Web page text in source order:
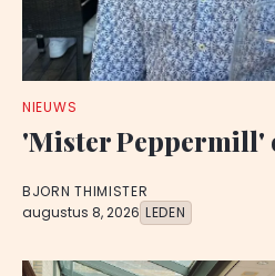
NIEUWS
'Mister Peppermill'
BJORN THIMISTER
augustus 8, 2026 LEDEN